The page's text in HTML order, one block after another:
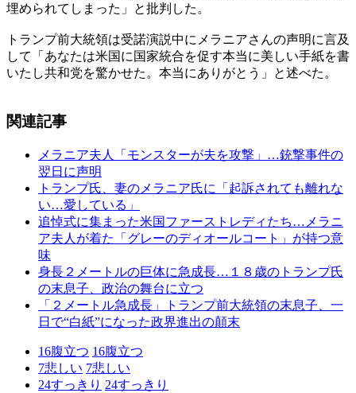
埋められてしまった」と批判した。
トランプ前大統領は受諾演説中にメラニアさんの声明に言及
して「あなたは米国に国家統合を促す本当に美しい手紙を書
いたし共和党を驚かせた。本当にありがとう」と述べた。
関連記事
メラニア夫人「モンスターが夫を攻撃」…銃撃事件の
翌日に声明
トランプ氏、妻のメラニア氏に「起訴されても離れな
い…愛している」
追悼式に集まった米国ファーストレディたち…メラニ
ア夫人が着た「グレーのディオールコート」が持つ意
味
身長２メートルの巨体に急成長…１８歳のトランプ氏
の末息子、政治の舞台に立つ
「２メートル急成長」トランプ前大統領の末息子、一
日で“白紙”になった政界進出の顛末
16腹立つ 16腹立つ
7悲しい 7悲しい
24すっきり 24すっきり